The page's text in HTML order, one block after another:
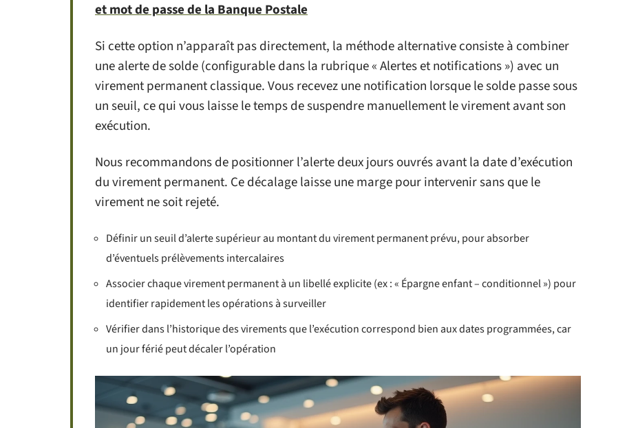
et mot de passe de la Banque Postale
Si cette option n’apparaît pas directement, la méthode alternative consiste à combiner
une alerte de solde (configurable dans la rubrique « Alertes et notifications ») avec un
virement permanent classique. Vous recevez une notification lorsque le solde passe sous
un seuil, ce qui vous laisse le temps de suspendre manuellement le virement avant son
exécution.
Nous recommandons de positionner l’alerte deux jours ouvrés avant la date d’exécution
du virement permanent. Ce décalage laisse une marge pour intervenir sans que le
virement ne soit rejeté.
Définir un seuil d’alerte supérieur au montant du virement permanent prévu, pour absorber
d’éventuels prélèvements intercalaires
Associer chaque virement permanent à un libellé explicite (ex : « Épargne enfant – conditionnel ») pour
identifier rapidement les opérations à surveiller
Vérifier dans l’historique des virements que l’exécution correspond bien aux dates programmées, car
un jour férié peut décaler l’opération